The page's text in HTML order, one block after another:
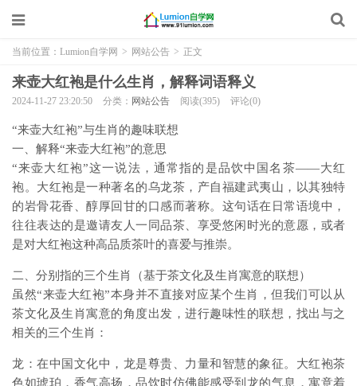
当前位置： Lumion自学网 > 网站公告 > 正文
来壶大红袍是什么生肖，解释词语释义
2024-11-27 23:20:50 分类： 网站公告 阅读(395) 评论(0)
“来壶大红袍”与生肖的趣味联想
一、解释“来壶大红袍”的意思
“来壶大红袍”这一说法，通常指的是品饮中国名茶——大红
袍。大红袍是一种著名的乌龙茶，产自福建武夷山，以其独特
的岩骨花香、醇厚回甘的口感而著称。这句话在日常语境中，
往往表达的是邀请友人一同品茶、享受悠闲时光的意愿，或者
是对大红袍这种高品质茶叶的喜爱与推崇。
二、分别指的三个生肖（基于茶文化及生肖寓意的联想）
虽然“来壶大红袍”本身并不直接对应某个生肖，但我们可以从
茶文化及生肖寓意的角度出发，进行趣味性的联想，找出与之
相关的三个生肖：
龙：在中国文化中，龙是尊贵、力量和智慧的象征。大红袍茶
色如琥珀，香气高扬，品饮时仿佛能感受到龙的气息，寓意着